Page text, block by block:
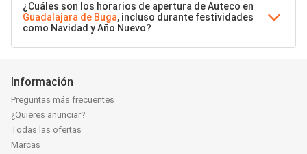
¿Cuáles son los horarios de apertura de Auteco en
Guadalajara de Buga, incluso durante festividades
como Navidad y Año Nuevo?
Información
Preguntas más frecuentes
¿Quieres anunciar?
Todas las ofertas
Marcas